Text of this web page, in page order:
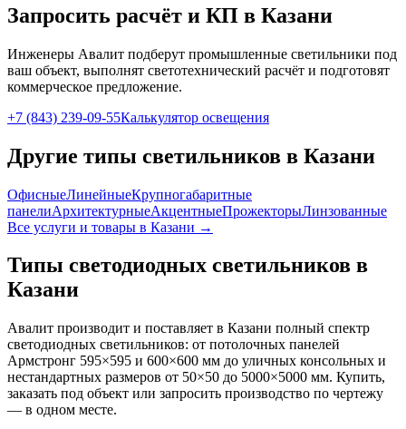
Запросить расчёт и КП в Казани
Инженеры Авалит подберут промышленные светильники под
ваш объект, выполнят светотехнический расчёт и подготовят
коммерческое предложение.
+7 (843) 239-09-55Калькулятор освещения
Другие типы светильников в Казани
ОфисныеЛинейныеКрупногабаритные
панелиАрхитектурныеАкцентныеПрожекторыЛинзованные
Все услуги и товары в Казани →
Типы светодиодных светильников в
Казани
Авалит производит и поставляет в Казани полный спектр
светодиодных светильников: от потолочных панелей
Армстронг 595×595 и 600×600 мм до уличных консольных и
нестандартных размеров от 50×50 до 5000×5000 мм. Купить,
заказать под объект или запросить производство по чертежу
— в одном месте.